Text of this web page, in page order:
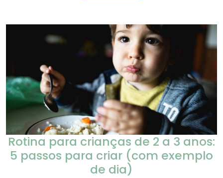
Rotina para crianças de 2 a 3 anos:
5 passos para criar (com exemplo
de dia)